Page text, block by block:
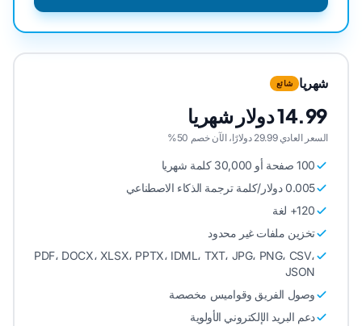
شهريا شائع
14.99 دولار شهريا
السعر العادي 29.99 دولارًا، الآن خصم 50%
100 صفحة أو 30,000 كلمة شهريا
0.005 دولار/كلمة ترجمة الذكاء الاصطناعي
120+ لغة
تخزين ملفات غير محدود
PDF، DOCX، XLSX، PPTX، IDML، TXT، JPG، PNG، CSV،
JSON
وصول الفريق وقواميس مخصصة
دعم البريد الإلكتروني الأولوية